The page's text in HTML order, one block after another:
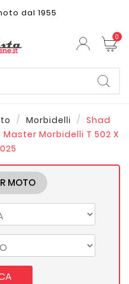
dal 1955
0
Morbidelli
Shad
Morbidelli T 502 X
MOTO